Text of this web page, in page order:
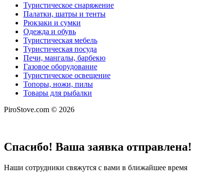
Туристическое снаряжение
Палатки, шатры и тенты
Рюкзаки и сумки
Одежда и обувь
Туристическая мебель
Туристическая посуда
Печи, мангалы, барбекю
Газовое оборудование
Туристическое освещение
Топоры, ножи, пилы
Товары для рыбалки
PiroStove.com © 2026
Спасибо! Ваша заявка отправлена!
Наши сотрудники свяжутся с вами в ближайшее время